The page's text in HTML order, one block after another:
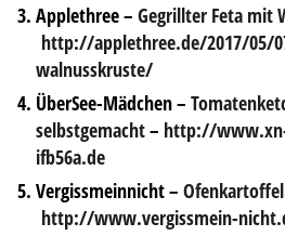
Applethree –Gegrillter Feta mit
http://applethree.de/2017/05/
walnusskruste/
ÜberSee-Mädchen –
selbstgemacht– http://
ifb56a.de
Vergissmeinnicht –
http://www.vergissmein-